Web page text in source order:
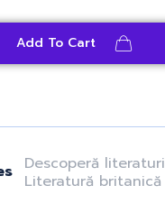
Add To Cart
Descoperă literaturi
Literatură britanică